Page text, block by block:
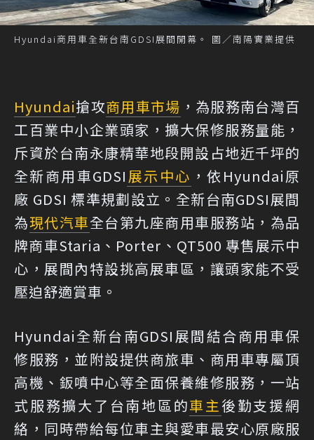
Hyundai商用車全新台南GDSI展間開幕。 圖／南陽實業提供
Hyundai搶攻商用車市場 ，為服務南台灣百
工百業中小企業頭家，擴大保修服務量能，
斥資於台南永康精華地段開設占地近千坪的
全新商用車GDSI 展示中心 ，依Hyundai原
廠 GDSI 標準規劃設立。全新台南GDSI展間
為現代汽車全台第九座商用車服務站，為品
牌商車Staria、Porter、QT500 專售展示中
心，展間內特設挑高展車區，讓頭家能不受
壓迫舒適賞車。
Hyundai全新台南GDSI展間結合商用車保
修服務，並附設提供商旅車、商用車專屬頂
高機、鈑噴中心等全面保養維修服務，一站
式服務擴大了台南地區的車主後勤支援網
絡，同時帶給每位車主與愛車最安心原廠服